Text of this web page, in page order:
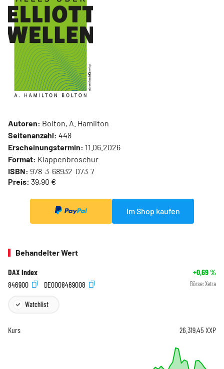
Autoren: Bolton, A. Hamilton
Seitenanzahl: 448
Erscheinungstermin: 11.06.2026
Format: Klappenbroschur
ISBN: 978-3-68932-073-7
Preis: 39,90 €
Im Shop kaufen
Behandelter Wert
DAX Index +0,69%
846900
DE0008469008 Börse: Xetra
Watchlist
Kurs 26.319,45 XXP